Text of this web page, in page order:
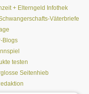
+ Elterngeld Infothek
Väterbriefe
Blogs
testen
Seitenhieb